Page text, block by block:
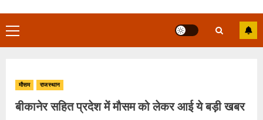
Primary
Menu
मौसम राजस्थान
बीकानेर सहित प्रदेश में मौसम को लेकर आई ये बड़ी खबर